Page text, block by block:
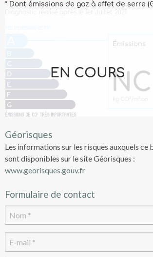
Géorisques
Les informations sur les risques auxquels ce
sont disponibles sur le site Géorisques :
www.georisques.gouv.fr
Formulaire de contact